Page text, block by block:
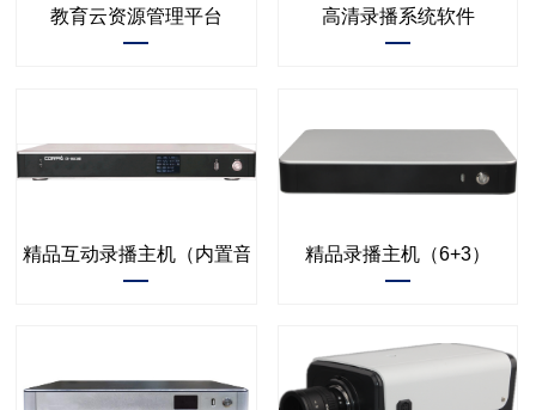
教育云资源管理平台 高清录播系统软件
精品互动录播主机（内置音频模块）精品录播主机（6+3）